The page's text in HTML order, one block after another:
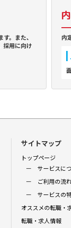
。また、
採用に向け
内
サイトマップ
トップページ
サービスに
ご利用の流
サービスの
オススメの転職・
転職・求人情報